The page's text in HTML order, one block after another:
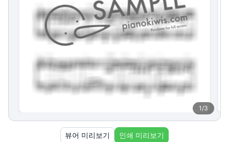
1/3
뷰어 미리보기 인쇄 미리보기